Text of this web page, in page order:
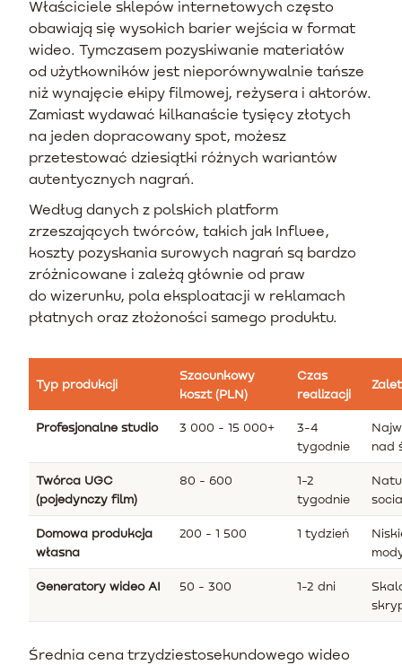
Właściciele sklepów internetowych często
obawiają się wysokich barier wejścia w format
wideo. Tymczasem pozyskiwanie materiałów
od użytkowników jest nieporównywalnie tańsze
niż wynajęcie ekipy filmowej, reżysera i aktorów.
Zamiast wydawać kilkanaście tysięcy złotych
na jeden dopracowany spot, możesz
przetestować dziesiątki różnych wariantów
autentycznych nagrań.
Według danych z polskich platform
zrzeszających twórców, takich jak Influee,
koszty pozyskania surowych nagrań są bardzo
zróżnicowane i zależą głównie od praw
do wizerunku, pola eksploatacji w reklamach
płatnych oraz złożoności samego produktu.
Typ produkcji
Szacunkowy
koszt (PLN)
Czas
realizacji
Profesjonalne studio 3 000 - 15 000+
3-4
tygodnie
nad
Twórca UGC
(pojedynczy film)
80 - 600
1-2
tygodnie
Domowa produkcja
własna
200 - 1 500 1 tydzień
Generatory wideo AI 50 - 300 1-2 dni
Średnia cena trzydziestosekundowego wideo